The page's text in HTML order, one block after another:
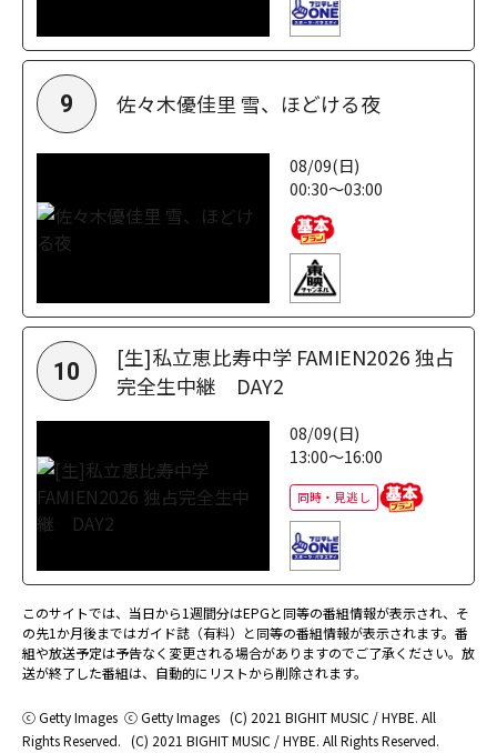
9 佐々木優佳里 雪、ほどける夜
08/09(日)
00:30～03:00
10
[生]私立恵比寿中学 FAMIEN2026 独占
完全生中継 DAY2
08/09(日)
13:00～16:00
同時・見逃し
このサイトでは、当日から1週間分はEPGと同等の番組情報が表示され、そ
の先1か月後まではガイド誌（有料）と同等の番組情報が表示されます。番
組や放送予定は予告なく変更される場合がありますのでご了承ください。放
送が終了した番組は、自動的にリストから削除されます。
ⓒ Getty Images ⓒ Getty Images (C) 2021 BIGHIT MUSIC / HYBE. All
Rights Reserved. (C) 2021 BIGHIT MUSIC / HYBE. All Rights Reserved.